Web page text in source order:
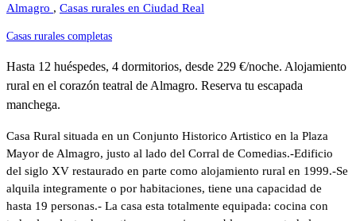
Almagro , Casas rurales en Ciudad Real
Casas rurales completas
Hasta 12 huéspedes, 4 dormitorios, desde 229 €/noche. Alojamiento
rural en el corazón teatral de Almagro. Reserva tu escapada
manchega.
Casa Rural situada en un Conjunto Historico Artistico en la Plaza
Mayor de Almagro, justo al lado del Corral de Comedias.-Edificio
del siglo XV restaurado en parte como alojamiento rural en 1999.-Se
alquila integramente o por habitaciones, tiene una capacidad de
hasta 19 personas.- La casa esta totalmente equipada: cocina con